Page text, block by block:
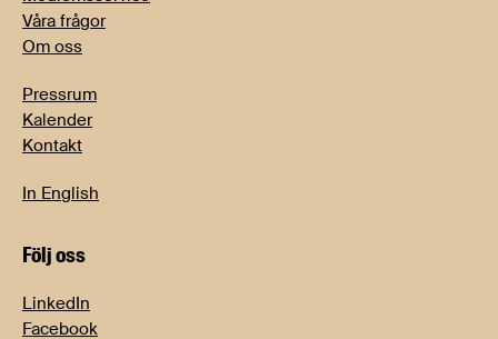
Våra frågor
Om oss
Pressrum
Kalender
Kontakt
In English
Följ oss
LinkedIn
Facebook